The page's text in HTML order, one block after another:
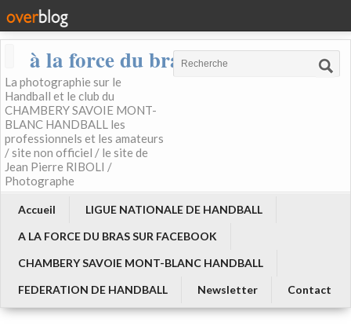
à la force du bras
La photographie sur le
Handball et le club du
CHAMBERY SAVOIE MONT-
BLANC HANDBALL les
professionnels et les amateurs
/ site non officiel / le site de
Jean Pierre RIBOLI /
Photographe
Accueil
LIGUE NATIONALE DE HANDBALL
A LA FORCE DU BRAS SUR FACEBOOK
CHAMBERY SAVOIE MONT-BLANC HANDBALL
FEDERATION DE HANDBALL
Newsletter Contact